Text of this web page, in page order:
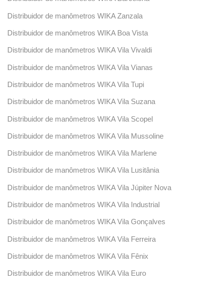
Distribuidor de manômetros WIKA Zanzala
Distribuidor de manômetros WIKA Boa Vista
Distribuidor de manômetros WIKA Vila Vivaldi
Distribuidor de manômetros WIKA Vila Vianas
Distribuidor de manômetros WIKA Vila Tupi
Distribuidor de manômetros WIKA Vila Suzana
Distribuidor de manômetros WIKA Vila Scopel
Distribuidor de manômetros WIKA Vila Mussoline
Distribuidor de manômetros WIKA Vila Marlene
Distribuidor de manômetros WIKA Vila Lusitânia
Distribuidor de manômetros WIKA Vila Júpiter Nova
Distribuidor de manômetros WIKA Vila Industrial
Distribuidor de manômetros WIKA Vila Gonçalves
Distribuidor de manômetros WIKA Vila Ferreira
Distribuidor de manômetros WIKA Vila Fênix
Distribuidor de manômetros WIKA Vila Euro